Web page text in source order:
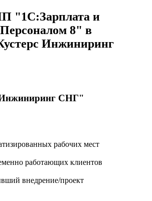
"1С:Зарплата и
8" в
Инжиниринг
СНГ"
рабочих мест
работающих клиентов
внедрение/проект